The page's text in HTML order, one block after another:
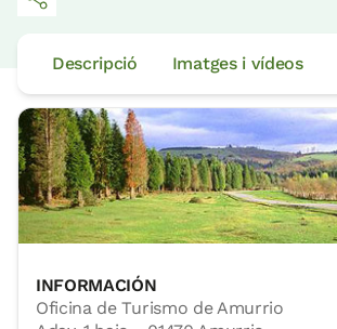
Descripció Imatges i vídeos
INFORMACIÓN
Oficina de Turismo de Amurrio